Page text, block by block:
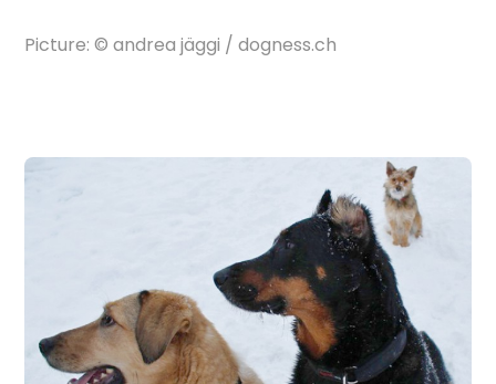
Picture: © andrea jäggi / dogness.ch